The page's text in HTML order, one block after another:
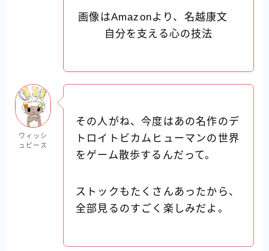
画像はAmazonより、名越康文
自分を支える心の技法
ウィッシ
ュピース
その人がね、今度はあの名作のデ
トロイトビカムヒューマンの世界
をゲーム散歩するんだって。
ストックもたくさんあったから、
全部見るのすごく楽しみだよ。